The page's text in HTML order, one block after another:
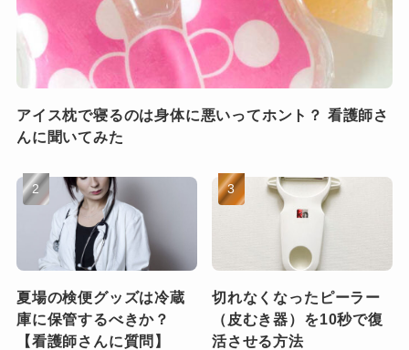
アイス枕で寝るのは身体に悪いってホント？ 看護師さ
んに聞いてみた
夏場の検便グッズは冷蔵
庫に保管するべきか？
【看護師さんに質問】
切れなくなったピーラー
（皮むき器）を10秒で復
活させる方法